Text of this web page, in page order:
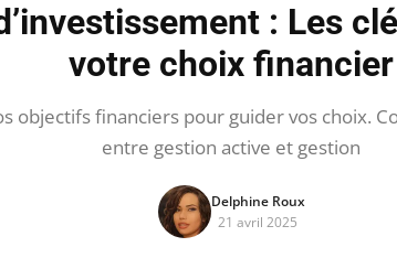
: Les
votre choix financier
objectifs financiers pour guider vos choix.
entre gestion active et gestion
Delphine Roux
21 avril 2025